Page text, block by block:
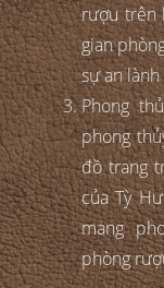
rượu trên
gian
sự an
Phong
phong
đồ trang
của Tỳ
mang
phòng